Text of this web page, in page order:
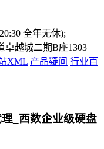
全年无休);
卓越城二期B座1303
XML 产品疑问 行业百
_西数企业级硬盘